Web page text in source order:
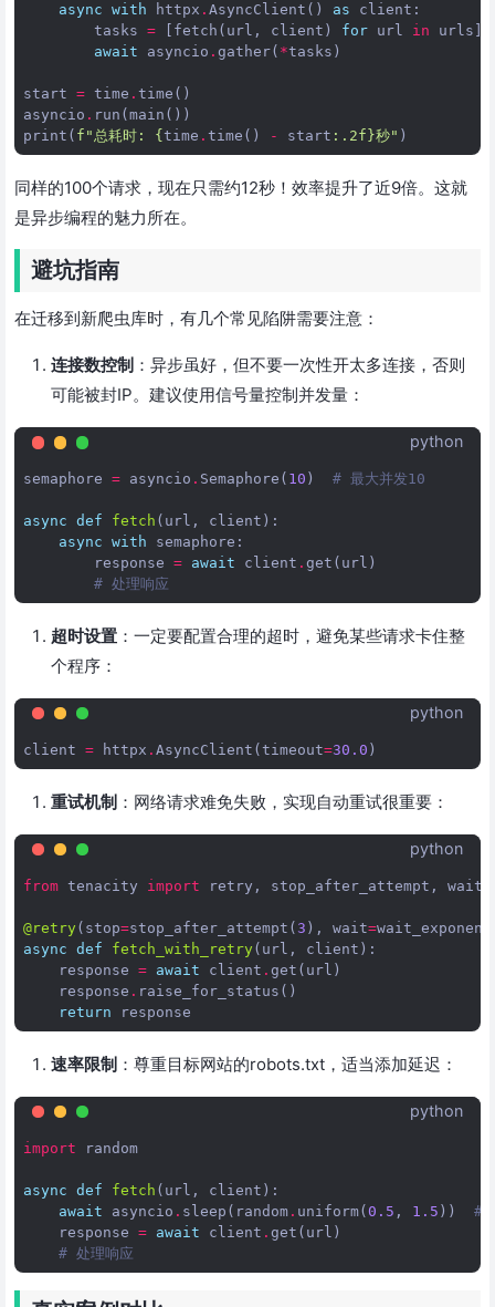
async with httpx . AsyncClient () as client :
tasks = fetch ( url , client ) for url in urls
await
asyncio . gather( *tasks )
start = time . time ()
asyncio . run ( main ())
print ( f "总耗时: { time . time () - start : .2f }秒" )
同样的100个请求，现在只需约12秒！效率提升了近9倍。这就
是异步编程的魅力所在。
避坑指南
在迁移到新爬虫库时，有几个常见陷阱需要注意：
连接数控制 ：异步虽好，但不要一次性开太多连接，否则
可能被封IP。建议使用信号量控制并发量：
python
semaphore = asyncio . Semaphore ( 10 ) # 最大并发10
async def fetch ( url , client ):
async with semaphore :
response = await client . get ( url )
# 处理响应
超时设置 ：一定要配置合理的超时，避免某些请求卡住整
个程序：
python
client = httpx . AsyncClient ( timeout=30.0 )
重试机制 ：网络请求难免失败，实现自动重试很重要：
python
from tenacity import retry , stop_after_attempt ,
@retry ( stop=stop_after_attempt ( 3 ), wait=
async def fetch_with_retry ( url , client ):
response = await client . get ( url )
response . raise_for_status ()
return
response
速率限制 ：尊重目标网站的robots.txt，适当添加延迟：
python
import random
async def fetch ( url , client ):
await
asyncio . sleep ( random . uniform(0.5 , 1.5 ))
#
response = await client . get ( url )
# 处理响应